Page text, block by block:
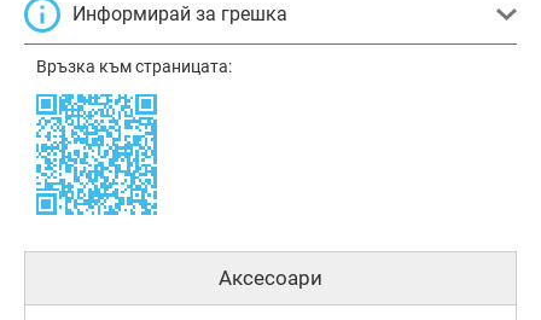
Информирай за грешка
Връзка към страницата:
Аксесоари